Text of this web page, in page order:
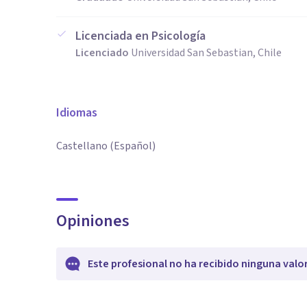
Licenciada en Psicología
Licenciado Universidad San Sebastian, Chile
Idiomas
Castellano (Español)
Opiniones
Este profesional no ha recibido ninguna